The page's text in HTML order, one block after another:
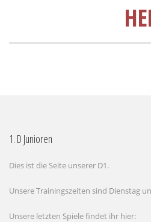
1. D Junioren
Dies ist die Seite unserer D1.
Unsere Trainingszeiten sind Dienstag
Unsere letzten Spiele findet ihr hier: